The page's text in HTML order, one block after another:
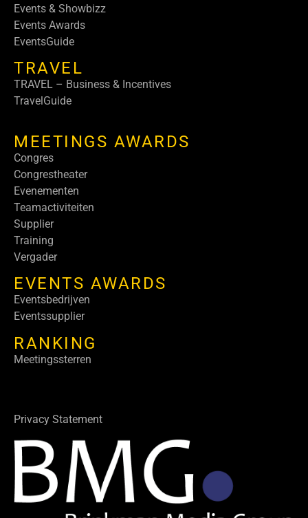
Events & Showbizz
Events Awards
EventsGuide
TRAVEL
TRAVEL – Business & Incentives
TravelGuide
MEETINGS AWARDS
Congres
Congrestheater
Evenementen
Teamactiviteiten
Supplier
Training
Vergader
EVENTS AWARDS
Eventsbedrijven
Eventssupplier
RANKING
Meetingssterren
Privacy Statement